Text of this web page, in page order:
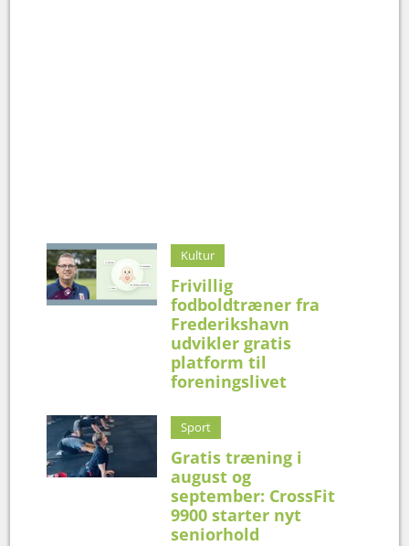
Kultur
Frivillig
fodboldtræner fra
Frederikshavn
udvikler gratis
platform til
foreningslivet
Sport
Gratis træning i
august og
september: CrossFit
9900 starter nyt
seniorhold